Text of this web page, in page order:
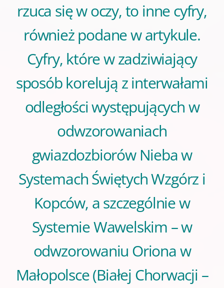
rzuca się w oczy, to inne cyfry,
również podane w artykule.
Cyfry, które w zadziwiający
sposób korelują z interwałami
odległości występujących w
odwzorowaniach
gwiazdozbiorów Nieba w
Systemach Świętych Wzgórz i
Kopców, a szczególnie w
Systemie Wawelskim – w
odwzorowaniu Oriona w
Małopolsce (Białej Chorwacji –